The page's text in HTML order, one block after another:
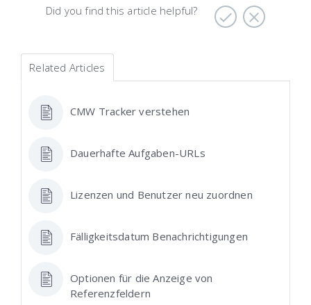
Did you find this article helpful?
Related Articles
CMW Tracker verstehen
Dauerhafte Aufgaben-URLs
Lizenzen und Benutzer neu zuordnen
Fälligkeitsdatum Benachrichtigungen
Optionen für die Anzeige von
Referenzfeldern